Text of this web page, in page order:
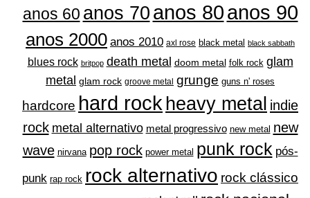
anos 60 anos 70 anos 80anos 90
anos 2000 anos 2010 axl rose black metal black sabbath
blues rock britpop death metal doom metal folk rock glam
metal glam rock groove metal grunge guns n' roses
hardcore hard rock heavy metal indie
rock metal alternativo metal progressivo new metal new
wave nirvana pop rock power metal punk rock pós-
punk rap rock rock alternativo rock clássico